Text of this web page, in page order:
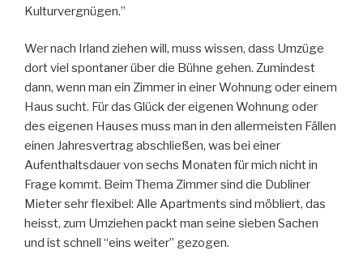
Kulturvergnügen.”
Wer nach Irland ziehen will, muss wissen, dass Umzüge
dort viel spontaner über die Bühne gehen. Zumindest
dann, wenn man ein Zimmer in einer Wohnung oder einem
Haus sucht. Für das Glück der eigenen Wohnung oder
des eigenen Hauses muss man in den allermeisten Fällen
einen Jahresvertrag abschließen, was bei einer
Aufenthaltsdauer von sechs Monaten für mich nicht in
Frage kommt. Beim Thema Zimmer sind die Dubliner
Mieter sehr flexibel: Alle Apartments sind möbliert, das
heisst, zum Umziehen packt man seine sieben Sachen
und ist schnell “eins weiter” gezogen.